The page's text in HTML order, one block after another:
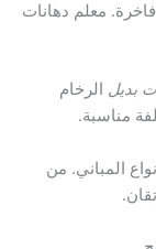
معلم دهانات
بديل الرخام
مناسبة.
المباني. من